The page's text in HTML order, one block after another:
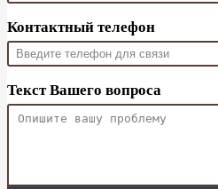
Контактный телефон
Текст Вашего вопроса